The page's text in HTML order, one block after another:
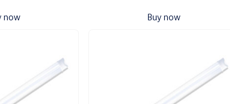
Buy now
now